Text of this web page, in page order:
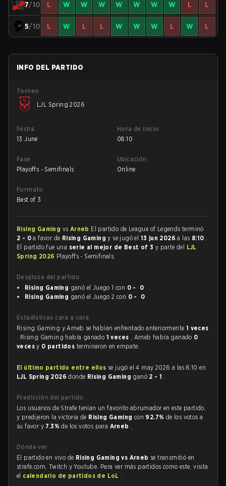
7/10 L W W W W W W W L L
5/10 L W L L W W W L W L
INFO DEL PARTIDO
Torneo
LJL Spring 2026
Fecha
13 June
Hora de inicio
08:10
Fase
Playoffs - Semifinals
Ubicación
Online
Formato
Best of 3
Rising Gaming vs Arneb El partido de League of Legends terminó
2 - 0 a favor de Rising Gamingy se jugó el 13 jun 2026a las 8:10 .
El partido fue una serie al mejor de Best of 3 y parte del LJL
Spring 2026 Playoffs - Semifinals.
Desglose del partido
Rising Gaming ganó el Juego 1 con 0 - 0
Rising Gaming ganó el Juego 2 con 0 - 0
Estadísticas cara a cara
Rising Gaming y Arneb se habían enfrentado anteriormente 1 veces
. Rising Gaming había ganado 1 veces , Arneb había ganado 0
vecesy 0 partidos terminaron en empate.
El último partido entre ellos se jugó el 4 may 2026 a las 8:10 en
LJL Spring 2026donde Rising Gaming ganó 2 - 1 .
Predicción del partido
Los usuarios de Strafe tenían un favorito abrumador en este partido,
y predijeron la victoria de Rising Gaming con 92.7% de los votos a
su favor y 7.3%de los votos para Arneb .
Dónde ver
El partido en vivo de Rising Gaming vs Arneb se transmitió en
strafe.com, Twitch y Youtube. Para ver más partidos como este, visita
el calendario de partidos de LoL .